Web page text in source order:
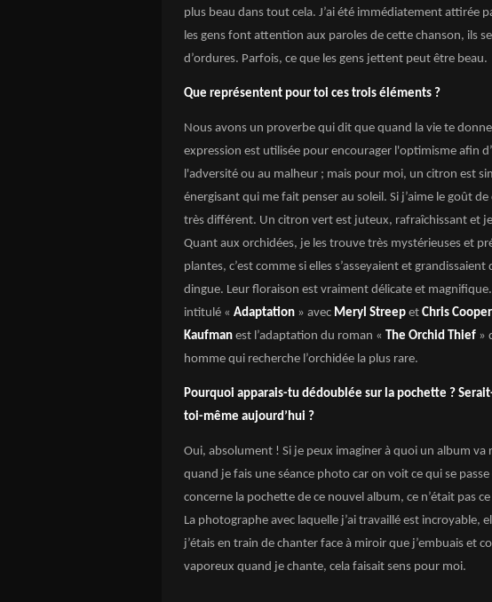
plus beau dans tout cela. J’ai été immédiatement attirée
les gens font attention aux paroles de cette chanson, ils
d’ordures. Parfois, ce que les gens jettent peut être beau.
Que représentent pour toi ces trois éléments ?
Nous avons un proverbe qui dit que quand la vie te
expression est utilisée pour encourager l'optimisme afin
l'adversité ou au malheur ; mais pour moi, un citron est
énergisant qui me fait penser au soleil. Si j’aime le goût
très différent. Un citron vert est juteux, rafraîchissant et
Quant aux orchidées, je les trouve très mystérieuses et
plantes, c’est comme si elles s’asseyaient et
dingue. Leur floraison est vraiment délicate et
intitulé « Adaptation » avec Meryl Streep et Chris Cooper
Kaufman est l’adaptation du roman « The Orchid Thief »
homme qui recherche l’orchidée la plus rare.
Pourquoi apparais-tu dédoublée sur la pochette ?
toi-même aujourd’hui ?
Oui, absolument ! Si je peux imaginer à quoi un album va
quand je fais une séance photo car on voit ce qui se
concerne la pochette de ce nouvel album, ce n’était pas
La photographe avec laquelle j’ai travaillé est incroyable,
j’étais en train de chanter face à miroir que j’embuais et
vaporeux quand je chante, cela faisait sens pour moi.